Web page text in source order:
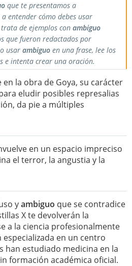
que te presentamos a
entender cómo debes usar
de ejemplos con ambiguo
que fueron redactados por
usar ambiguo en una frase, lee los
e intenta crear una oración.
la obra de Goya, su carácter
eludir posibles represalias
da pie a múltiples
en un espacio impreciso
el terror, la angustia y la
yambiguo que se contradice
X te devolverán la
a la ciencia profesionalmente
en un centro
han estudiado medicina en la
formación académica oficial.